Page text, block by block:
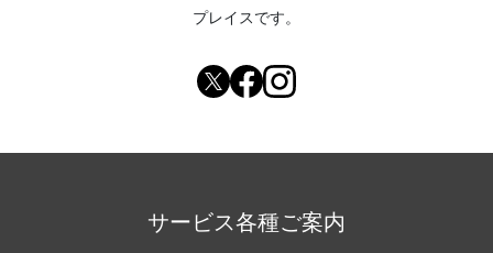
プレイスです。
サービス各種ご案内